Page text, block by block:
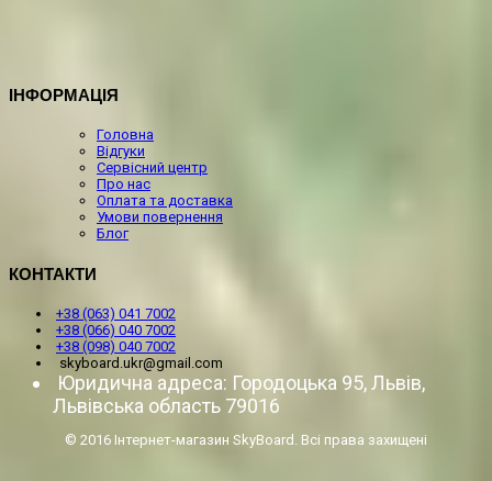
ІНФОРМАЦІЯ
Головна
Відгуки
Сервісний центр
Про нас
Оплата та доставка
Умови повернення
Блог
КОНТАКТИ
+38 (063) 041 7002
+38 (066) 040 7002
+38 (098) 040 7002
skyboard.ukr@gmail.com
Юридична адреса: Городоцька 95, Львів,
Львівська область 79016
© 2016 Інтернет-магазин SkyBoard. Всі права захищені